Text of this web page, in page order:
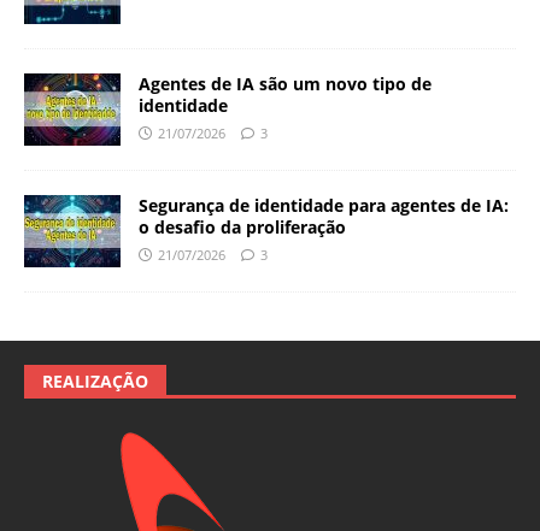
Agentes de IA são um novo tipo de
identidade
21/07/2026 3
Segurança de identidade para agentes de IA:
o desafio da proliferação
21/07/2026 3
REALIZAÇÃO